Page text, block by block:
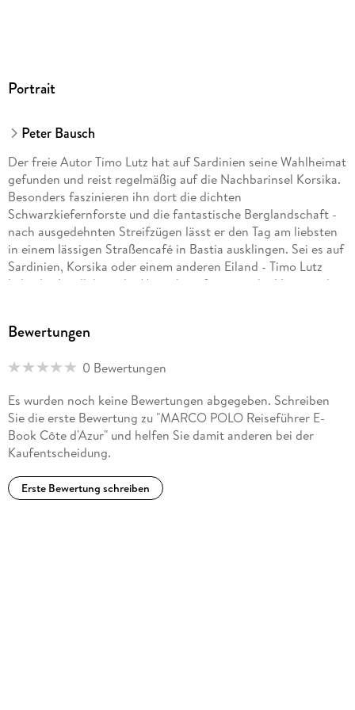
mit bei karnevalistischen Blumenschlachten. Mit dem
MARCO POLO Reiseführer Côte d Azur bist du ohne lange
ERLEBE LOS!
Portrait
Peter Bausch
Der freie Autor Timo Lutz hat auf Sardinien seine Wahlheimat
gefunden und reist regelmäßig auf die Nachbarinsel Korsika.
Besonders faszinieren ihn dort die dichten
Schwarzkiefernforste und die fantastische Berglandschaft -
nach ausgedehnten Streifzügen lässt er den Tag am liebsten
in einem lässigen Straßencafé in Bastia ausklingen. Sei es auf
Sardinien, Korsika oder einem anderen Eiland - Timo Lutz
liebt das Inselleben: die Menschen, fantastische Natur und
Bewertungen
0 Bewertungen
Es wurden noch keine Bewertungen abgegeben. Schreiben
Sie die erste Bewertung zu "MARCO POLO Reiseführer E-
Book Côte d'Azur" und helfen Sie damit anderen bei der
Kaufentscheidung.
Erste Bewertung schreiben